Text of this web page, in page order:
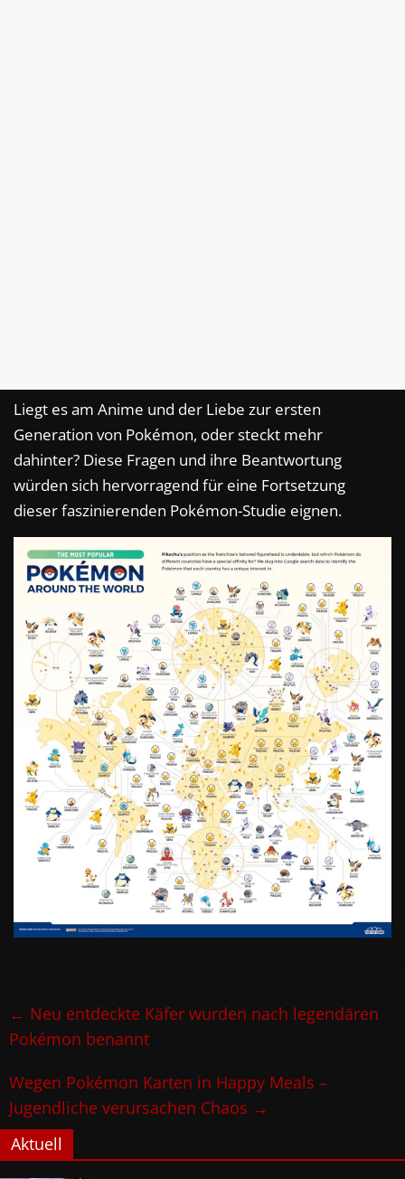
Liegt es am Anime und der Liebe zur ersten
Generation von Pokémon, oder steckt mehr
dahinter? Diese Fragen und ihre Beantwortung
würden sich hervorragend für eine Fortsetzung
dieser faszinierenden Pokémon-Studie eignen.
← Neu entdeckte Käfer wurden nach legendären
Pokémon benannt
Wegen Pokémon Karten in Happy Meals –
Jugendliche verursachen Chaos →
Aktuell